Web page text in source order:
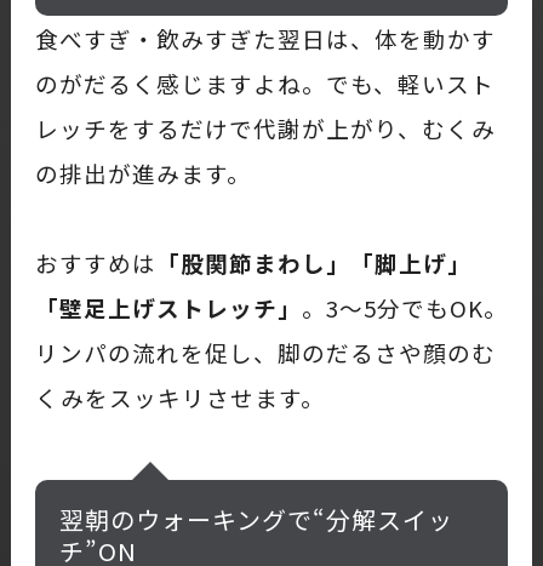
食べすぎ・飲みすぎた翌日は、体を動かす
のがだるく感じますよね。でも、軽いスト
レッチをするだけで代謝が上がり、むくみ
の排出が進みます。
おすすめは 「股関節まわし」「脚上げ」
「壁足上げストレッチ」 。3〜5分でもOK。
リンパの流れを促し、脚のだるさや顔のむ
くみをスッキリさせます。
翌朝のウォーキングで“分解スイッ
チ”ON